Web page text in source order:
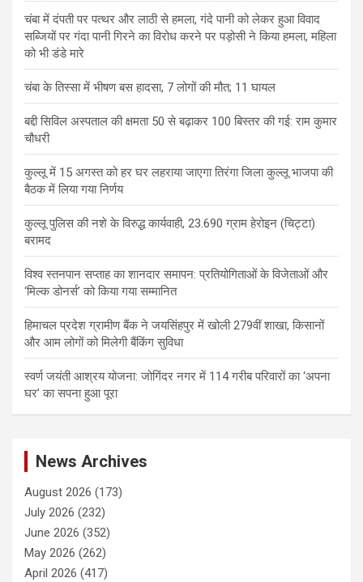
चंबा में दंपती पर पत्थर और लाठी से हमला, गंदे पानी को लेकर हुआ विवाद
सब्जियों पर गंदा पानी गिरने का विरोध करने पर पड़ोसी ने किया हमला, महिला
को भी डंडे मारे
चंबा के तिस्सा में भीषण बस हादसा, 7 लोगों की मौत; 11 घायल
बद्दी सिविल अस्पताल की क्षमता 50 से बढ़ाकर 100 बिस्तर की गई: राम कुमार
चौधरी
कुल्लू में 15 अगस्त को हर घर लहराया जाएगा तिरंगा जिला कुल्लू भाजपा की
बैठक में लिया गया निर्णय
कुल्लू पुलिस की नशे के विरुद्ध कार्यवाही, 23.690 ग्राम हेरोइन (चिट्टा)
बरामद
विश्व स्तनपान सप्ताह का शानदार समापन: प्रतियोगिताओं के विजेताओं और
‘मिल्क डोनर्स’ को किया गया सम्मानित
हिमाचल प्रदेश ग्रामीण बैंक ने जयसिंहपुर में खोली 279वीं शाखा, किसानों
और आम लोगों को मिलेगी बैंकिंग सुविधा
स्वर्ण जयंती आश्रय योजना: जोगिंदर नगर में 114 गरीब परिवारों का ‘अपना
घर’ का सपना हुआ पूरा
News Archives
August 2026 (173)
July 2026 (232)
June 2026 (352)
May 2026 (262)
April 2026 (417)